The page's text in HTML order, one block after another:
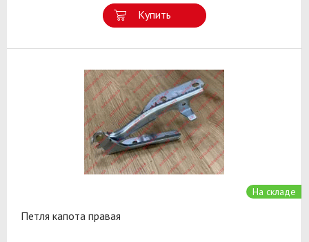
Купить
На складе
Петля капота правая